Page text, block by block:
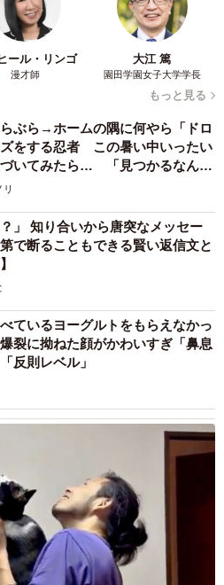
ール・リンゴ
漫才師
大江 篤
園田学園女子大学学長
もっと見る
ぶら→ホームの隅に何やら「ドロ
をする忍者 この暑い中いったい
いてみたら… 「見つかるなんて
？」 知り合いから唐突なメッセー
で断ることもできる賢い返信文と
ているヨーグルトをもらえなかっ
裂に拗ねた顔がかわいすぎ「鼻息
反則レベル」